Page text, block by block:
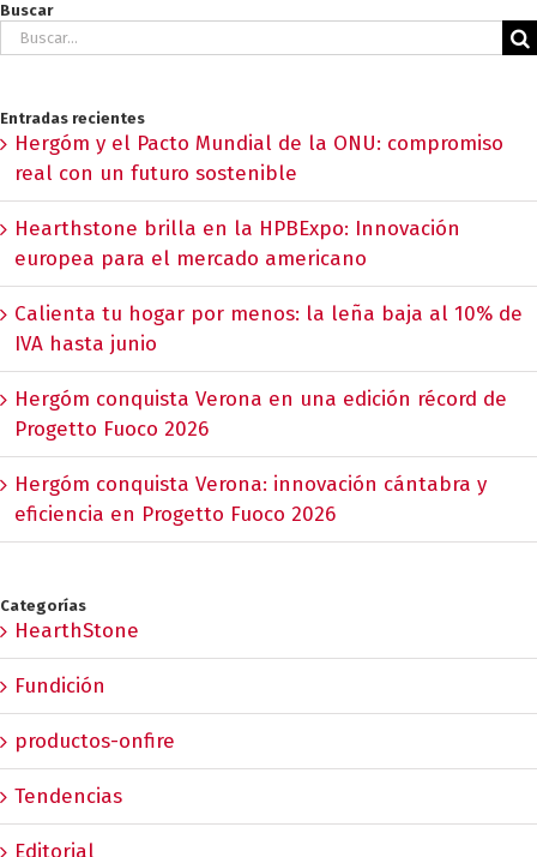
Buscar
Buscar:
Entradas recientes
Hergóm y el Pacto Mundial de la ONU: compromiso
real con un futuro sostenible
Hearthstone brilla en la HPBExpo: Innovación
europea para el mercado americano
Calienta tu hogar por menos: la leña baja al 10% de
IVA hasta junio
Hergóm conquista Verona en una edición récord de
Progetto Fuoco 2026
Hergóm conquista Verona: innovación cántabra y
eficiencia en Progetto Fuoco 2026
Categorías
HearthStone
Fundición
productos-onfire
Tendencias
Editorial